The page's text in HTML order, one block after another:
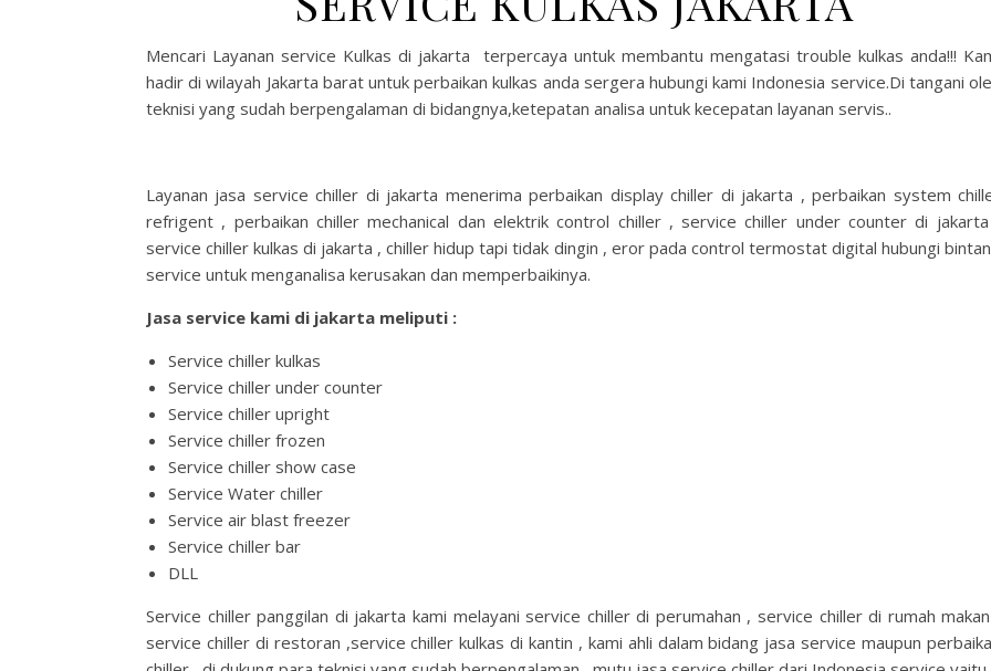
Mencari Layanan service Kulkas di jakarta terpercaya untuk membantu mengatasi trouble kulkas anda!!!
hadir di wilayah Jakarta barat untuk perbaikan kulkas anda sergera hubungi kami Indonesia service.Di tangani
teknisi yang sudah berpengalaman di bidangnya,ketepatan analisa untuk kecepatan layanan servis..
Layanan jasa service chiller di jakarta menerima perbaikan display chiller di jakarta , perbaikan system
refrigent , perbaikan chiller mechanical dan elektrik control chiller , service chiller under counter di
service chiller kulkas di jakarta , chiller hidup tapi tidak dingin , eror pada control termostat digital hubungi
service untuk menganalisa kerusakan dan memperbaikinya.
Jasa service kami di jakarta meliputi :
Service chiller kulkas
Service chiller under counter
Service chiller upright
Service chiller frozen
Service chiller show case
Service Water chiller
Service air blast freezer
Service chiller bar
DLL
Service chiller panggilan di jakarta kami melayani service chiller di perumahan , service chiller di rumah
service chiller di restoran ,service chiller kulkas di kantin , kami ahli dalam bidang jasa service maupun